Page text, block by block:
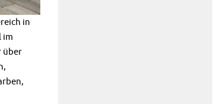
in
im
über